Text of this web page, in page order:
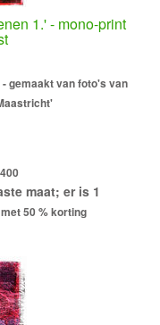
1.' - mono-print
gemaakt van foto's van
maat; er is 1
50 % korting